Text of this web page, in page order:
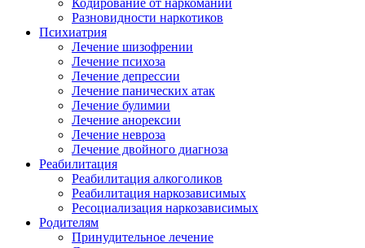
Кодирование от наркомании
Разновидности наркотиков
Психиатрия
Лечение шизофрении
Лечение психоза
Лечение депрессии
Лечение панических атак
Лечение булимии
Лечение анорексии
Лечение невроза
Лечение двойного диагноза
Реабилитация
Реабилитация алкоголиков
Реабилитация наркозависимых
Ресоциализация наркозависимых
Родителям
Принудительное лечение